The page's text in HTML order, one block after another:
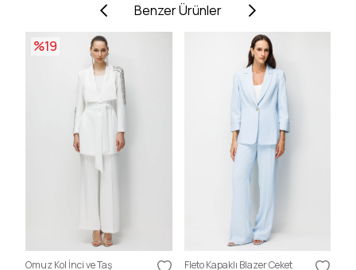
Benzer Ürünler
Omuz Kol İnci ve Taş
%19
Fleto Kapaklı Blazer Ceket